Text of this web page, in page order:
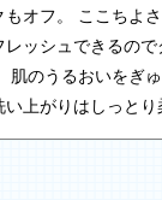
もオフ。 ここちよ
レッシュできるの
肌のうるおいをぎ
上がりはしっとり